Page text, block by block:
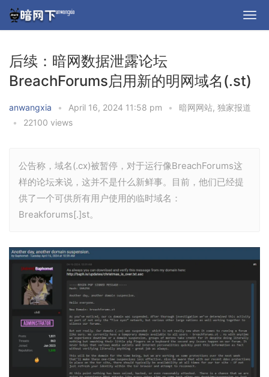
后续：暗网数据泄露论坛
BreachForums启用新的明网域名(.st)
anwangxia • April 16, 2024 11:58 pm • 暗网网站, 独家报道
•
22100 views
公告称，域名(.cx)被暂停，对于运行像BreachForums这
样的论坛来说，这并不是什么新鲜事。目前，他们已经提
供了一个可供所有用户使用的临时域名：
Breakforums[.]st。